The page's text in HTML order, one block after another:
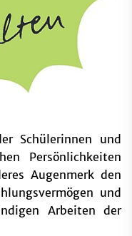
Schülerinnen und
Persönlichkeiten
Augenmerk den
und
Arbeiten der